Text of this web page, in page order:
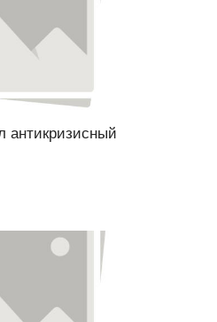
антикризисный